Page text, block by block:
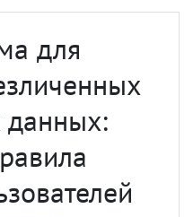
для
данных: